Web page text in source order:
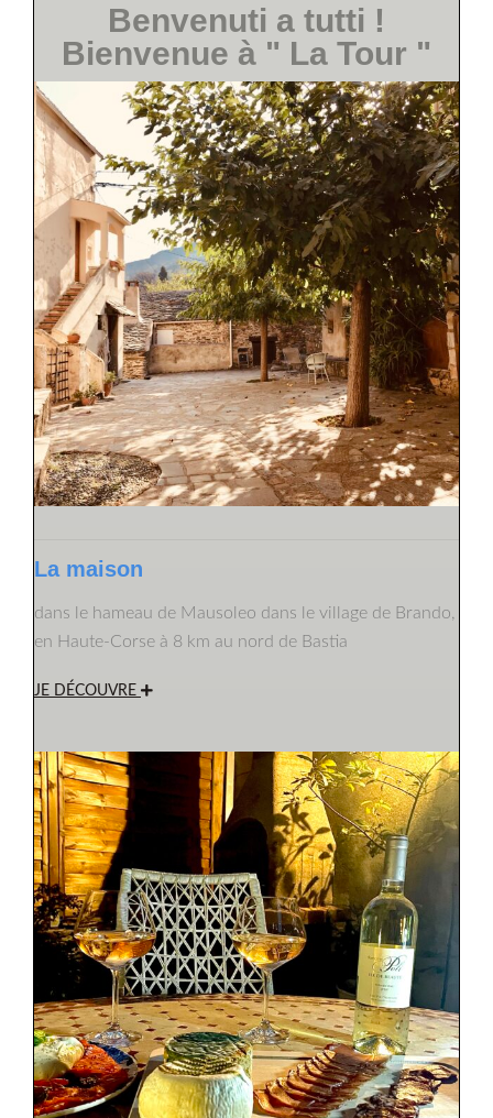
Benvenuti a tutti !
Bienvenue à " La Tour "
La maison
dans le hameau de Mausoleo dans le village de Brando,
en Haute-Corse à 8 km au nord de Bastia
JE DÉCOUVRE